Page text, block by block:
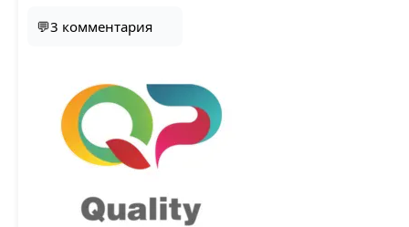
💬3 комментария